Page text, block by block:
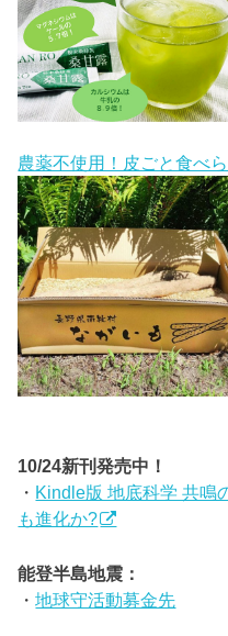
農薬不使用！皮ごと食べ
10/24新刊発売中！
・ Kindle版 地底科学 共鳴
も進化か?
能登半島地震：
・地球守活動募金先